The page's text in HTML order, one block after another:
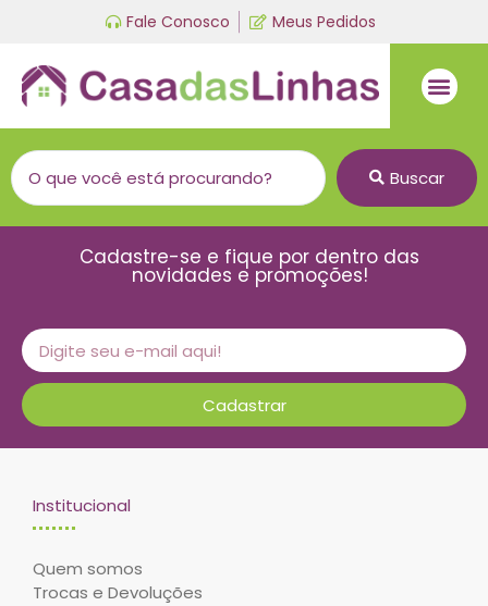
Fale Conosco Meus Pedidos
Buscar
Cadastre-se e fique por dentro das
novidades e promoções!
Cadastrar
Institucional
Quem somos
Trocas e Devoluções